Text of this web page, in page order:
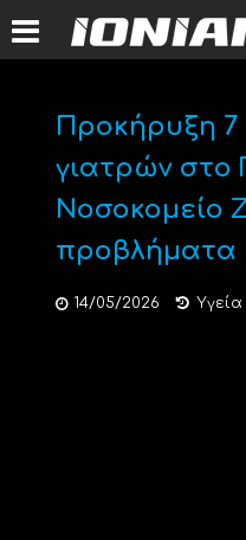
Προκήρυξη
γιατρών στο
Νοσοκομείο
προβλήματα
14/05/2026 Υγεία